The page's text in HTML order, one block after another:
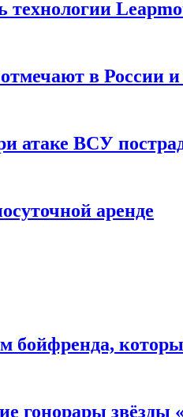
технологии
в России
атаке ВСУ
аренде
бойфренда,
гонорары звёзды